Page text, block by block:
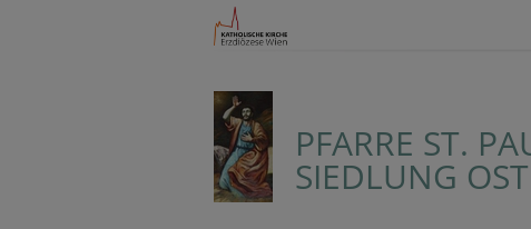
PFARRE ST.
SIEDLUNG OST